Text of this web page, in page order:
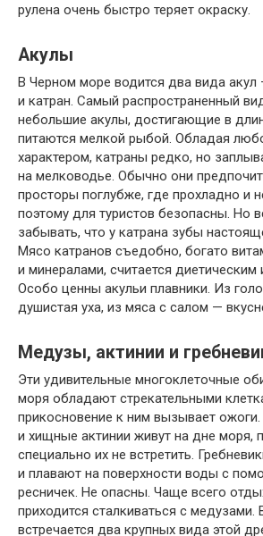
рулена очень быстро теряет окраску.
Акулы
В Черном море водится два вида
и катран. Самый распространенный
небольшие акулы, достигающие в
питаются мелкой рыбой. Обладая
характером, катраны редко, но
на мелководье. Обычно они
просторы поглубже, где прохладно и
поэтому для туристов безопасны. Но
забывать, что у катрана зубы
Мясо катранов съедобно, богато
и минералами, считается диетическим
Особо ценны акульи плавники. Из
душистая уха, из мяса с салом —
Медузы, актинии и
Эти удивительные многоклеточные
моря обладают стрекательными
прикосновение к ним вызывает
и хищные актинии живут на дне моря,
специально их не встретить.
и плавают на поверхности воды с
ресничек. Не опасны. Чаще всего
приходится сталкиваться с
встречается два крупных вида этой